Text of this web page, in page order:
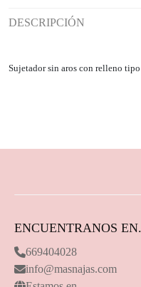
DESCRIPCIÓN
Sujetador sin aros con relleno tipo
ENCUENTRANOS
669404028
info@masnajas.com